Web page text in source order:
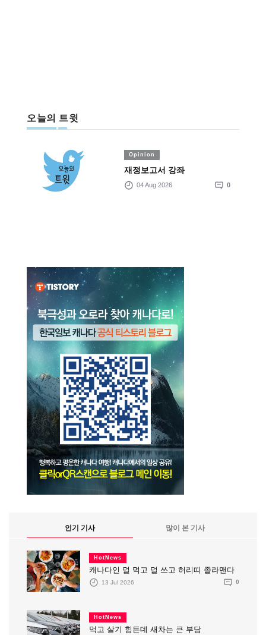
오늘의 트윗
Opinion
재정보고서 강좌
04 Aug 2026 0
인기 기사 많이 본 기사
HotNews
캐나다인 덜 먹고 덜 쓰고 허리띠 졸라맨다
13 Jul 2026 0
HotNews
먹고 살기 힘든데 새차는 큰 부담